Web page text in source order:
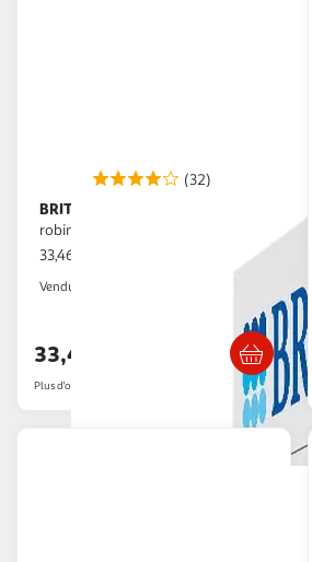
(32)
BRITA
robinet
33,46€ / pce
Vendu par
Livraison dès 4/5 jours
33,46€
Plus d'offres à partir de